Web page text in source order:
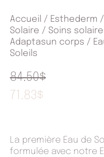
Accueil / Esthederm /
Solaire / Soins
Adaptasun corps /
Soleils
84.50$
LE
PRIX
84.50$.
71.83$
LE
PRIX
71.83$.
La première Eau de
formulée avec notre